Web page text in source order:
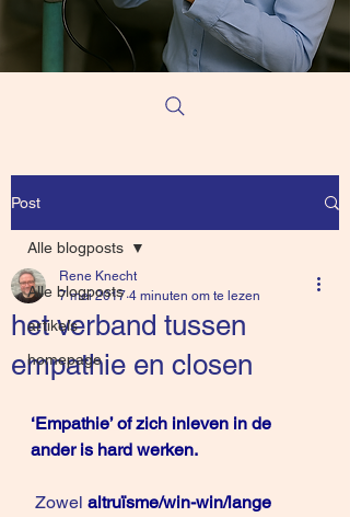
Post
Alle blogposts
artikels
homepage
Alle blogposts
het verband tussen
empathie en closen
Rene Knecht
7 mei 2017 4 minuten om te lezen
‘Empathie’ of zich inleven in de
ander is hard werken.
Zowel altruïsme/win-win/lange